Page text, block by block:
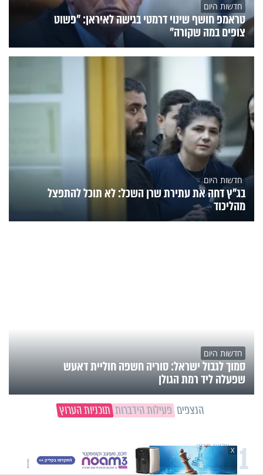
חדשות היום
טראמפ חושף שינוי דרמטי בגישה לאיראן: "פשוט
צופים במה שקורה"
חדשות היום
בג"ץ דחה את עתירת שרן השכל: לא תוכל להתפצל
מהליכוד
חדשות היום
סמוך לגבול ישראל: סוריה חשפה חוליית דאעש
שפעלה ליד רמת הגולן
הנצפים פעילות הידברות תוכניות הערוץ
1
"הגמגום לא מגדיר אותי": ישראל
שטרן על המגבלה שלא עוצרת אותו
X